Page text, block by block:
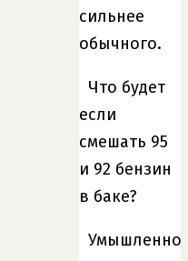
сильнее
обычного.
Что будет
если
смешать 95
и 92 бензин
в баке?
Умышленно